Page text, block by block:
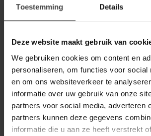
Toestemming Details
Deze website maakt gebruik van
We gebruiken cookies om content en
personaliseren, om functies voor social
en om ons websiteverkeer te
informatie over uw gebruik van onze
partners voor social media, adverteren
partners kunnen deze gegevens
informatie die u aan ze heeft verstrekt
Woolly draaifauteuil
gemeleerd
- Vriendelijke draaifauteuil
met ronde vormen
- Antraciet bouclé stof (95%
pol...
€699,00
.
Ervaar
de
Richelle
€794,00
.